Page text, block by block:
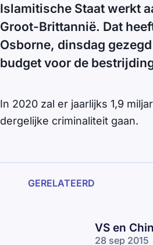
Islamitische Staat werkt
Groot-Brittannië. Dat
Osborne, dinsdag
budget voor de
In 2020 zal er jaarlijks 1,9
dergelijke criminaliteit gaan.
GERELATEERD
VS en
28 sep 2015